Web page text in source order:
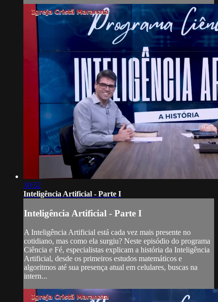
30:52
Inteligência Artificial - Parte I
Inteligência Artificial - Parte I
A Inteligência Artificial está cada vez mais presente no
cotidiano, mas como ela surgiu? Neste episódio do programa
Ciência e Fé, especialistas explicam a história da Inteligência
Artificial, desde os primeiros estudos matemáticos e
algoritmos até sua presença atual em celulares, buscas na
intern...